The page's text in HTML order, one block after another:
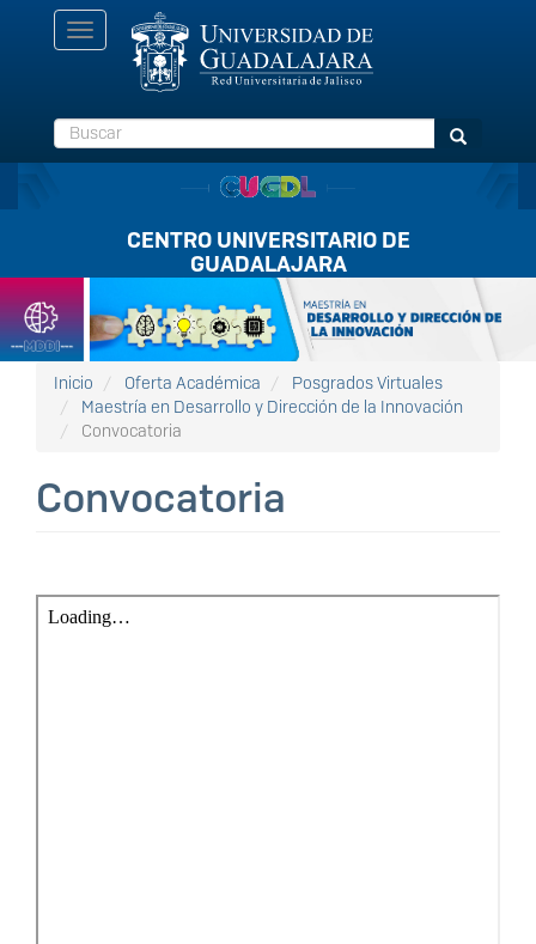
Toggle
navigation
Buscar Buscar
CENTRO UNIVERSITARIO DE
GUADALAJARA
Listón
FullScreen
Inicio Oferta Académica
Posgrados Virtuales
Maestría en Desarrollo y Dirección de la Innovación
Convocatoria
Convocatoria